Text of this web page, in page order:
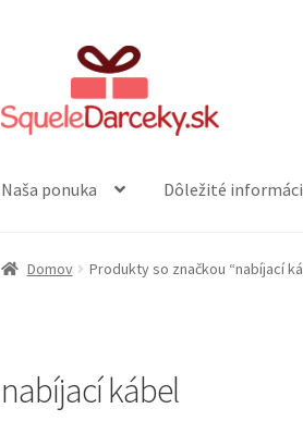
navigáciu
obsah
Naša ponuka Dôležité
Domov Produkty so značkou “nabíjací
nabíjací kábel